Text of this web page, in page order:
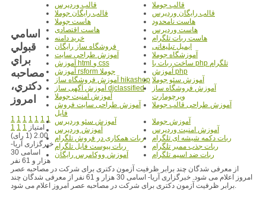
قالب جوملا
قالب وردپرس
قالب رایگان وردپرس
قالب رایگان جوملا
هاست نامحدود
هاست جوملا
هاست وردپرس
هاست اقتصادی
هاست ربات تلگرام
خرید دامنه
ایمیل تبلیغاتی
فروشگاه ساز رایگان
آموزشگاه جوملا
آموزش طراحی سایت
ساخت ربات با php تلگرام
آموزش html و css
آموزش php
آموزش rsform جوملا
آموزش سئو جوملا آموزش فروشگاه ساز hikashop
آموزش فروشگاه ساز
ویرچومارت
آموزش آگهی ساز djclassified
آموزش امنیت جوملا
آموزش طراحی قالب جوملا
آموزش طراحی سایت فروش
فایل
آموزش جوملا
آموزش سئو وردپرس
آموزش امنیت وردپرس
آموزش وردپرس
ربات دکمه شیشه ای تلگرام
ربات همکاری در فروش تلگرام
ربات جذب ممبر تلگرام
ربات پیوست فایل تلگرام
ربات ضد اسپم تلگرام
آموزش ووکامرس رایگان
اسامي
قبولي
براي
مصاحبه
دکتري،
امروز
1 1 1 1 1 1 1
1 1 1 امتیاز
2.00 (1 رای)
خبرگزاری آریا-
اسامی 30
هزار و 61 نفر
از معرفی شدگان چند برابر ظرفیت آزمون دکتری برای شرکت در مصاحبه عصر
امروز اعلام می شود. خبرگزاری آریا- اسامی 30 هزار و 61 نفر از معرفی شدگان چند
برابر ظرفیت آزمون دکتری برای شرکت در مصاحبه عصر امروز اعلام می شود.